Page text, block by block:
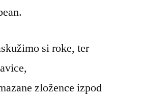
si roke, ter
zložence izpod